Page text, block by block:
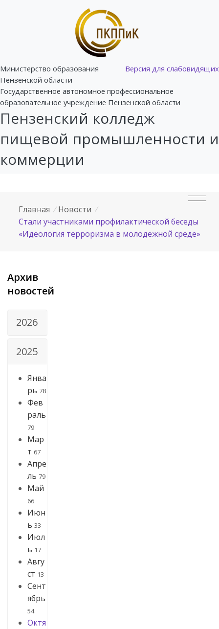
Версия для слабовидящих
Министерство образования
Пензенской области
Государственное автономное профессиональное
образовательное учреждение Пензенской области
Пензенский колледж
пищевой промышленности и
коммерции
Главная / Новости /
Стали участниками профилактической беседы
«Идеология терроризма в молодежной среде»
Архив
новостей
2026
2025
Янва
рь 78
Фев
раль
79
Мар
т 67
Апре
ль 79
Май
66
Июн
ь 33
Июл
ь 17
Авгу
ст 13
Сент
ябрь
54
Октя